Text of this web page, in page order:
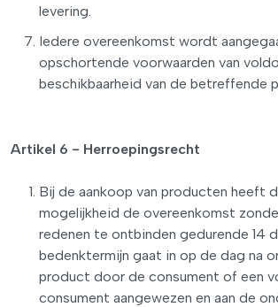
levering.
Iedere overeenkomst wordt
opschortende voorwaarden van
beschikbaarheid van de betreffende
Artikel 6 - Herroepingsrecht
Bij de aankoop van producten heeft
mogelijkheid de overeenkomst
redenen te ontbinden gedurende 14
bedenktermijn gaat in op de dag na
product door de consument of een
consument aangewezen en aan de